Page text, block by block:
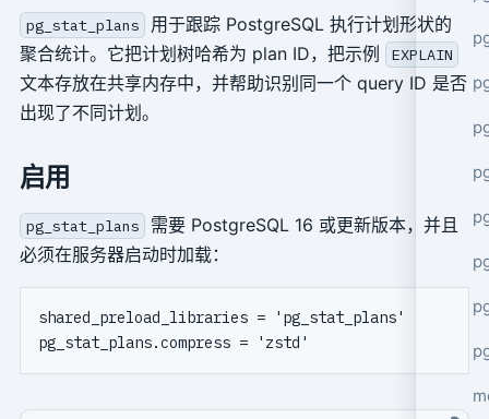
pg_stat_plans
用于跟踪 PostgreSQL 执行计划形状的
聚合统计。它把计划树哈希为 plan ID，把示例
EXPLAIN
文本存放在共享内存中，并帮助识别同一个 query ID 是否
出现了不同计划。
启用
pg_stat_plans
需要 PostgreSQL 16 或更新版本，并且
必须在服务器启动时加载：
shared_preload_libraries = 'pg_stat_plans'